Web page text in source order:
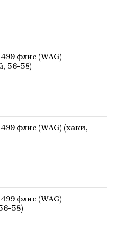
флис (WAG)
56-58)
флис (WAG) (хаки,
флис (WAG)
58)